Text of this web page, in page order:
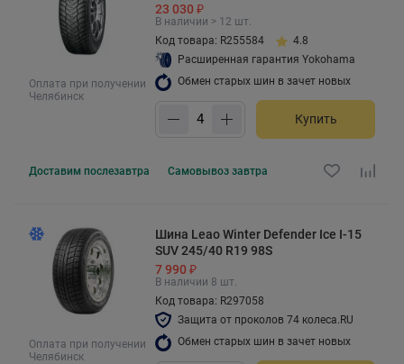
Оплата при получении
Челябинск
23 030 ₽
В наличии > 12 шт.
Код товара: R255584
4.8
Расширенная гарантия Yokohama
Обмен старых шин в зачет новых
Купить
Доставим послезавтра Самовывоз завтра
Оплата при получении
Челябинск
Шина Leao Winter Defender Ice I-15
SUV 245/40 R19 98S
7 990 ₽
В наличии 8 шт.
Код товара: R297058
Защита от проколов 74 колеса.RU
Обмен старых шин в зачет новых